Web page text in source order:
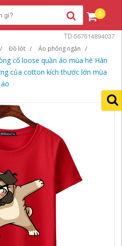
0
Đồ lót Áo phông ngắn
cổ loose quần áo mùa hè Hàn
của cotton kích thước lớn mùa
TD-567614894037